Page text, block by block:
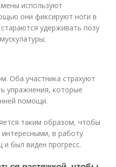
используют
они фиксируют ноги в
удерживать позу
Оба участника страхуют
упражнения, которые
помощи.
таким образом, чтобы
в работу
был виден прогресс.